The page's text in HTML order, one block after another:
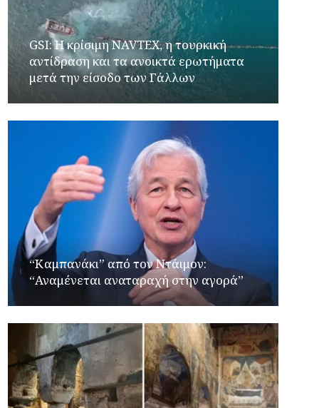
GSI: Η κρίσιμη NAVTEX, η τουρκική
αντίδραση και τα ανοικτά ερωτήματα
μετά την είσοδο των Γάλλων
“Καμπανάκι” από τον Ντάιμον:
“Αναμένεται αναταραχή στην αγορά”